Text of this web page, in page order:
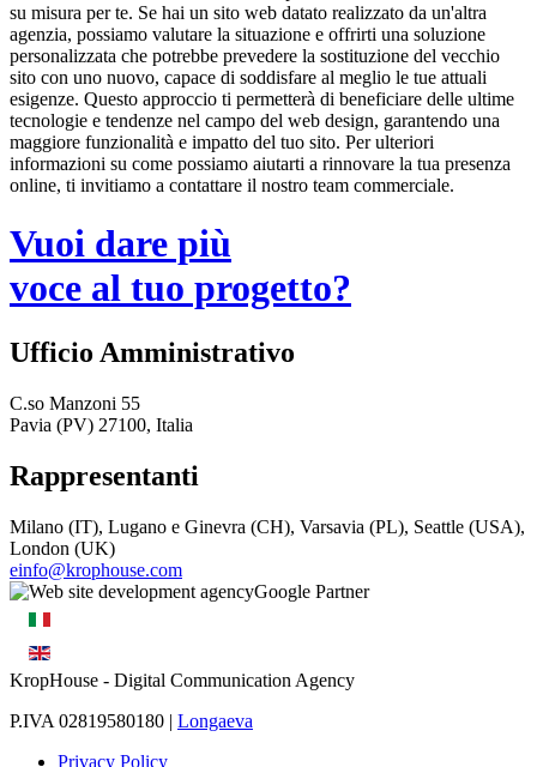
su misura per te. Se hai un sito web datato realizzato da un'altra
agenzia, possiamo valutare la situazione e offrirti una soluzione
personalizzata che potrebbe prevedere la sostituzione del vecchio
sito con uno nuovo, capace di soddisfare al meglio le tue attuali
esigenze. Questo approccio ti permetterà di beneficiare delle ultime
tecnologie e tendenze nel campo del web design, garantendo una
maggiore funzionalità e impatto del tuo sito. Per ulteriori
informazioni su come possiamo aiutarti a rinnovare la tua presenza
online, ti invitiamo a contattare il nostro team commerciale.
Vuoi dare più
voce al tuo progetto?
Ufficio Amministrativo
C.so Manzoni 55
Pavia (PV) 27100, Italia
Rappresentanti
Milano (IT), Lugano e Ginevra (CH), Varsavia (PL), Seattle (USA),
London (UK)
einfo@krophouse.com
KropHouse - Digital Communication Agency
P.IVA 02819580180 | Longaeva
Privacy Policy